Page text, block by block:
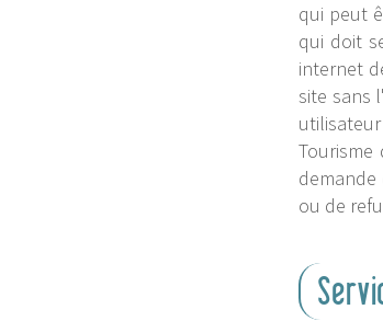
qui peut
qui doit
internet
site sans
demande
ou de